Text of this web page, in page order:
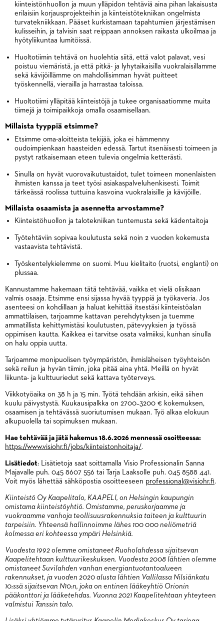
kiinteistönhuollon ja muun ylläpidon tehtäviä aina pihan lakaisusta
erilaisiin korjausprojekteihin ja kiinteistötekniikan ongelmista
turvatekniikkaan. Pääset kurkistamaan tapahtumien järjestämisen
kulisseihin, ja talvisin saat reippaan annoksen raikasta ulkoilmaa ja
hyötyliikuntaa lumitöissä.
Huoltotiimin tehtävä on huolehtia siitä, että valot palavat, vesi
poistuu viemäristä, ja että pitkä- ja lyhytaikaisilla vuokralaisillamme
sekä kävijöillämme on mahdollisimman hyvät puitteet
työskennellä, vierailla ja harrastaa taloissa.
Huoltotiimi ylläpitää kiinteistöjä ja tukee organisaatiomme muita
tiimejä ja toimipaikkoja omalla osaamisellaan.
Millaista tyyppiä etsimme?
Etsimme oma-aloitteista tekijää, joka ei hämmenny
oudoimpienkaan haasteiden edessä. Tartut itsenäisesti toimeen ja
pystyt ratkaisemaan eteen tulevia ongelmia ketterästi.
Sinulla on hyvät vuorovaikutustaidot, tulet toimeen monenlaisten
ihmisten kanssa ja teet työsi asiakaspalveluhenkisesti. Toimit
tärkeässä roolissa tuttuina kasvoina vuokralaisille ja kävijöille.
Millaista osaamista ja asennetta arvostamme?
Kiinteistöhuollon ja talotekniikan tuntemusta sekä kädentaitoja
Työtehtäviin sopivaa koulutusta sekä noin 2 vuoden kokemusta
vastaavista tehtävistä.
Työskentelykielemme on suomi. Muu kielitaito (ruotsi, englanti) on
plussaa.
Kannustamme hakemaan tätä tehtävää, vaikka et vielä olisikaan
valmis osaaja. Etsimme ensi sijassa hyvää tyyppiä ja työkaveria. Jos
asenteesi on kohdillaan ja haluat kehittää itsestäsi kiinteistöalan
ammattilaisen, tarjoamme kattavan perehdytyksen ja tuemme
ammatillista kehittymistäsi koulutusten, pätevyyksien ja työssä
oppimisen kautta. Kaikkea ei tarvitse osata valmiiksi, kunhan sinulla
on halu oppia uutta.
Tarjoamme monipuolisen työympäristön, ihmisläheisen työyhteisön
sekä reilun ja hyvän tiimin, joka pitää aina yhtä. Meillä on hyvät
liikunta- ja kulttuuriedut sekä kattava työterveys.
Viikkotyöaika on 38 h ja 15 min. Työtä tehdään arkisin, eikä siihen
kuulu päivystystä. Kuukausipalkka on 2700–3200 € kokemuksen,
osaamisen ja tehtävässä suoriutumisen mukaan. Työ alkaa elokuun
alkupuolella tai sopimuksen mukaan.
Hae tehtävää ja jätä hakemus 18.6.2026 mennessä osoitteessa:
https://www.visiohr.fi/jobs/kiinteistonhoitaja/.
Lisätiedot: Lisätietoja saat soittamalla Visio Professionalin Sanna
Majavalle puh. 045 8607 556 tai Tarja Laaksolle puh. 045 8588 441.
Voit myös lähettää sähköpostia osoitteeseen professional@visiohr.fi.
Kiinteistö Oy Kaapelitalo, KAAPELI, on Helsingin kaupungin
omistama kiinteistöyhtiö. Omistamme, peruskorjaamme ja
vuokraamme vanhoja teollisuusrakennuksia taiteen ja kulttuurin
tarpeisiin. Yhteensä hallinnoimme lähes 100 000 neliömetriä
kolmessa eri kohteessa ympäri Helsinkiä.
Vuodesta 1992 olemme omistaneet Ruoholahdessa sijaitsevan
Kaapelitehtaan kulttuurikeskuksen. Vuodesta 2008 lähtien olemme
omistaneet Suvilahden vanhan energiantuotantoalueen
rakennukset, ja vuoden 2020 alusta lähtien Vallilassa Nilsiänkatu
10:ssä sijaitsevan N10:n, joka on entinen lääkeyhtiö Orionin
pääkonttori ja lääketehdas. Vuonna 2021 Kaapelitehtaan yhteyteen
valmistui Tanssin talo.